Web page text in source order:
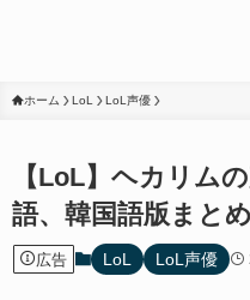
ホーム LoL LoL声優
【LoL】ヘカリム
語、韓国語版まとめ
広告 LoL LoL声優